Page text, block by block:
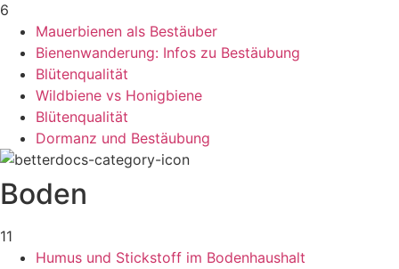
6
Mauerbienen als Bestäuber
Bienenwanderung: Infos zu Bestäubung
Blütenqualität
Wildbiene vs Honigbiene
Blütenqualität
Dormanz und Bestäubung
Boden
11
Humus und Stickstoff im Bodenhaushalt